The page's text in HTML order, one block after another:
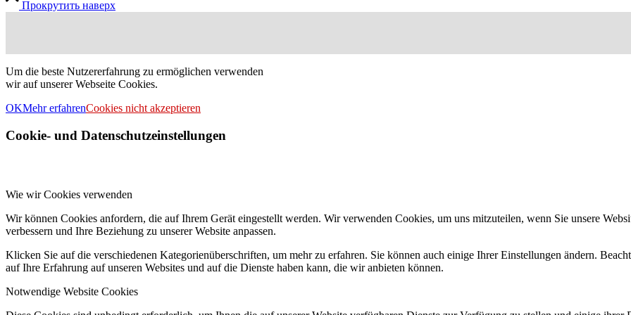
Прокрутить наверх
Um die beste Nutzererfahrung zu ermöglichen verwenden
wir auf unserer Webseite Cookies.
OKMehr erfahrenCookies nicht akzeptieren
Cookie- und Datenschutzeinstellungen
Wie wir Cookies verwenden
Wir können Cookies anfordern, die auf Ihrem Gerät eingestellt werden. Wir verwenden Cookies, um uns mitzuteilen, wenn Sie unsere
verbessern und Ihre Beziehung zu unserer Website anpassen.
Klicken Sie auf die verschiedenen Kategorienüberschriften, um mehr zu erfahren. Sie können auch einige Ihrer Einstellungen ändern.
auf Ihre Erfahrung auf unseren Websites und auf die Dienste haben kann, die wir anbieten können.
Notwendige Website Cookies